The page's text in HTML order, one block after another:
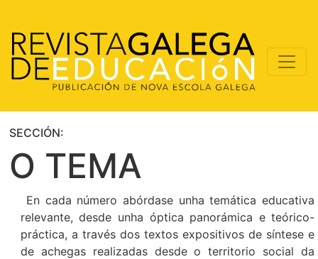
SECCIÓN:
O TEMA
En cada número abórdase unha temática educativa
relevante, desde unha óptica panorámica e teórico-
práctica, a través dos textos expositivos de síntese e
de achegas realizadas desde o territorio social da